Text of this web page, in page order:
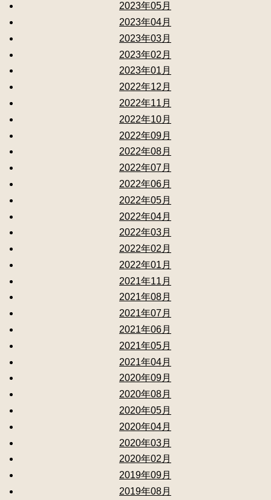
2023年05月
2023年04月
2023年03月
2023年02月
2023年01月
2022年12月
2022年11月
2022年10月
2022年09月
2022年08月
2022年07月
2022年06月
2022年05月
2022年04月
2022年03月
2022年02月
2022年01月
2021年11月
2021年08月
2021年07月
2021年06月
2021年05月
2021年04月
2020年09月
2020年08月
2020年05月
2020年04月
2020年03月
2020年02月
2019年09月
2019年08月